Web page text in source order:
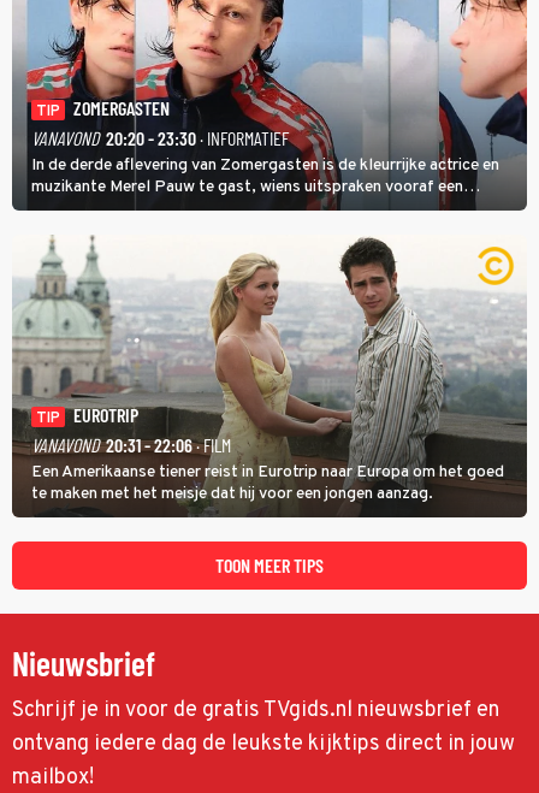
TIP
ZOMERGASTEN
VANAVOND 20:20 - 23:30· INFORMATIEF
In de derde aflevering van Zomergasten is de kleurrijke actrice en
muzikante Merel Pauw te gast, wiens uitspraken vooraf een
boeiende avond beloven: 'Mijn ideale televisieavond is zoals mijn
identiteit: grenzeloos, absurd en vol angsten'.
TIP
EUROTRIP
VANAVOND 20:31 - 22:06· FILM
Een Amerikaanse tiener reist in Eurotrip naar Europa om het goed
te maken met het meisje dat hij voor een jongen aanzag.
TOON MEER TIPS
Nieuwsbrief
Schrijf je in voor de gratis TVgids.nl nieuwsbrief en
ontvang iedere dag de leukste kijktips direct in jouw
mailbox!